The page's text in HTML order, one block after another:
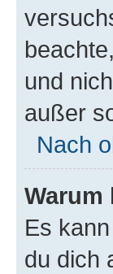
und
außer
Nach
Es
du dich